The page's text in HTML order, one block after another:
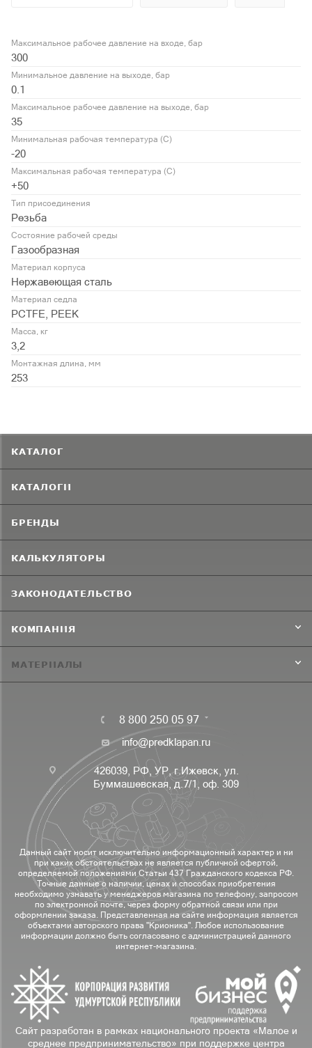
Максимальное рабочее давление на входе, бар
300
Минимальное давление на выходе, бар
0.1
Максимальное рабочее давление на выходе, бар
35
Минимальная рабочая температура (С)
-20
Максимальная рабочая температура (С)
+50
Тип присоединения
Резьба
Состояние рабочей среды
Газообразная
Материал корпуса
Нержавеющая сталь
Материал седла
PCTFE, PEEK
Масса, кг
3,2
Монтажная длина, мм
253
КАТАЛОГ
КАТАЛОГИ
БРЕНДЫ
КАЛЬКУЛЯТОРЫ
ЗАКОНОДАТЕЛЬСТВО
КОМПАНИЯ
МАТЕРИАЛЫ
8 800 250 05 97
info@predklapan.ru
426039, РФ, УР, г.Ижевск, ул.
Буммашевская, д.7/1, оф. 309
Данный сайт носит исключительно информационный характер и ни
при каких обстоятельствах не является публичной офертой,
определяемой положениями Статьи 437 Гражданского кодекса РФ.
Точные данные о наличии, ценах и способах приобретения
необходимо узнавать у менеджеров магазина по телефону, запросом
по электронной почте, через форму обратной связи или при
оформлении заказа. Представленная на сайте информация является
объектами авторского права "Крионика". Любое использование
информации должно быть согласовано с администрацией данного
интернет-магазина.
Сайт разработан в рамках национального проекта «Малое и
среднее предпринимательство» при поддержке центра